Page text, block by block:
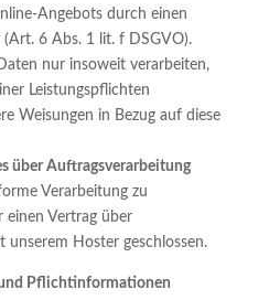
Angebots durch einen
6 Abs. 1 lit. f DSGVO).
nur insoweit verarbeiten,
Leistungspflichten
Weisungen in Bezug auf diese
über Auftragsverarbeitung
Verarbeitung zu
einen Vertrag über
Hoster geschlossen.
Pflichtinformationen